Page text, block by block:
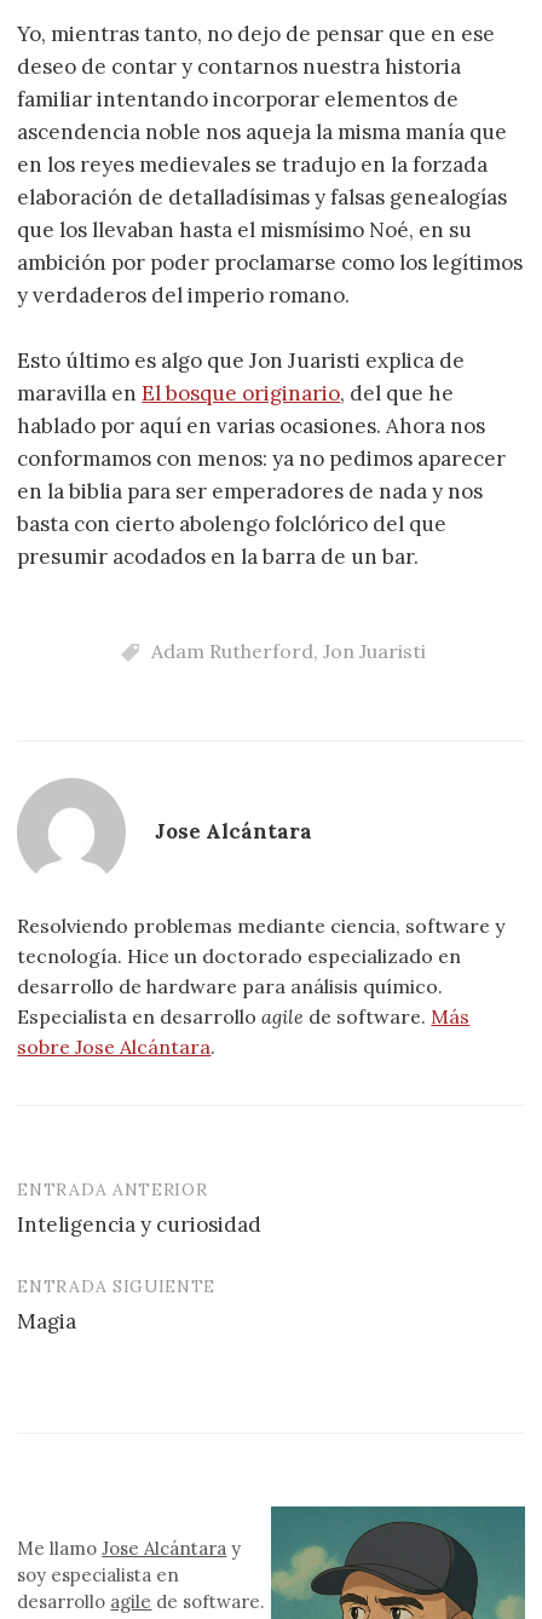
Yo, mientras tanto, no dejo de pensar que en ese
deseo de contar y contarnos nuestra historia
familiar intentando incorporar elementos de
ascendencia noble nos aqueja la misma manía que
en los reyes medievales se tradujo en la forzada
elaboración de detalladísimas y falsas genealogías
que los llevaban hasta el mismísimo Noé, en su
ambición por poder proclamarse como los legítimos
y verdaderos del imperio romano.
Esto último es algo que Jon Juaristi explica de
maravilla enEl bosque originario, del que he
hablado por aquí en varias ocasiones. Ahora nos
conformamos con menos: ya no pedimos aparecer
en la biblia para ser emperadores de nada y nos
basta con cierto abolengo folclórico del que
presumir acodados en la barra de un bar.
Adam Rutherford, Jon Juaristi
Jose Alcántara
Resolviendo problemas mediante ciencia, software y
tecnología. Hice un doctorado especializado en
desarrollo de hardware para análisis químico.
Especialista en desarrolloagile de software. Más
sobre Jose Alcántara.
Navegación
de
entradas
ENTRADA ANTERIOR
Inteligencia y curiosidad
ENTRADA SIGUIENTE
Magia
Me llamoJose Alcántara y
soy especialista en
desarrollo agile de software.